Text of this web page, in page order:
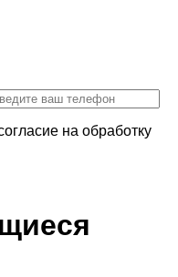
на обработку